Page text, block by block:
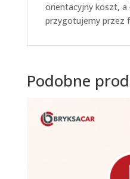
orientacyjny koszt, a
przygotujemy przez
Podobne